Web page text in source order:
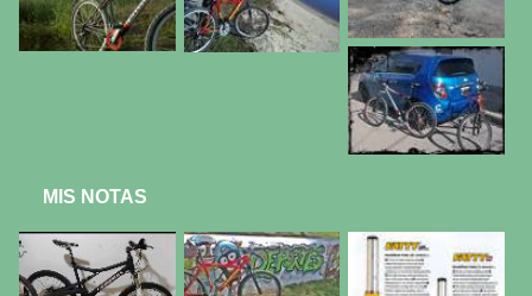
MIS NOTAS